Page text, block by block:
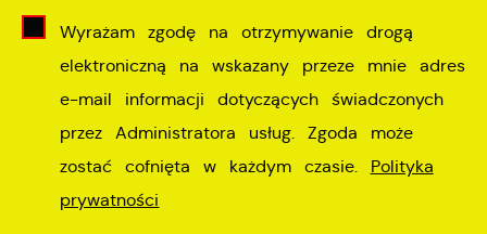
Wyrażam zgodę na otrzymywanie drogą
elektroniczną na wskazany przeze mnie adres
e-mail informacji dotyczących świadczonych
przez Administratora usług. Zgoda może
zostać cofnięta w każdym czasie. Polityka
prywatności